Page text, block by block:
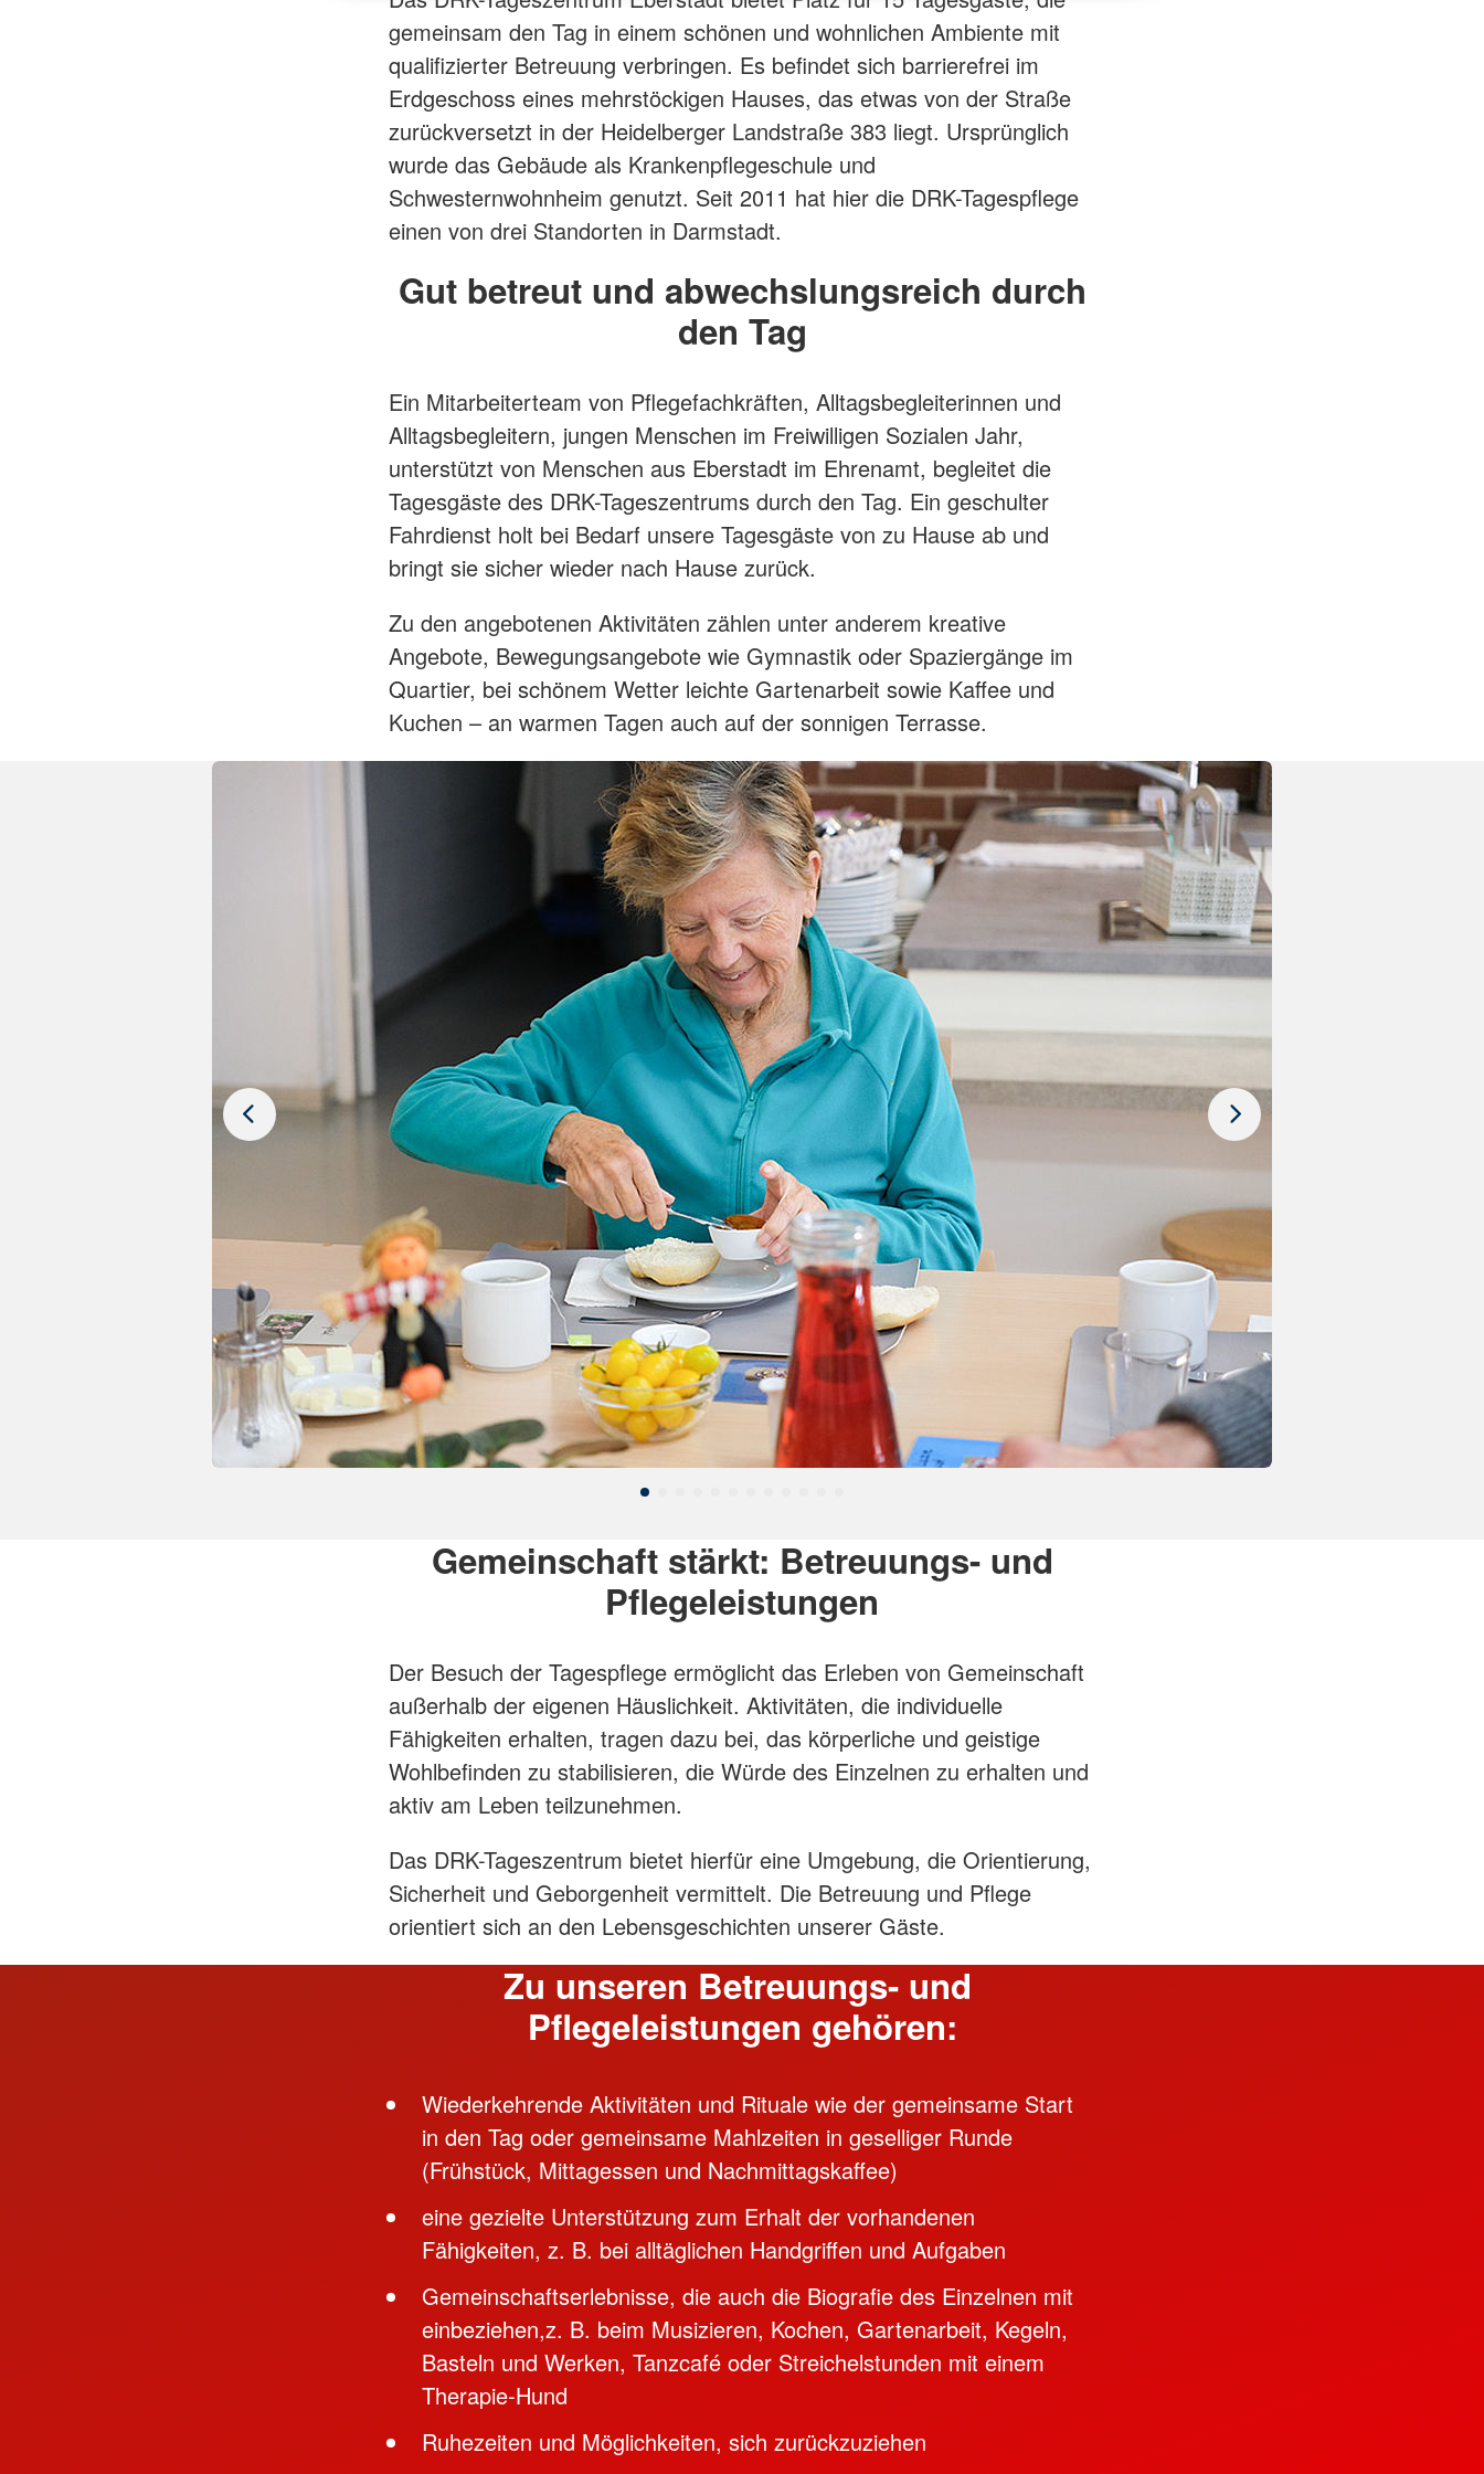
gemeinsam den Tag in einem schönen und wohnlichen Ambiente mit
qualifizierter Betreuung verbringen. Es befindet sich barrierefrei im
Erdgeschoss eines mehrstöckigen Hauses, das etwas von der Straße
zurückversetzt in der Heidelberger Landstraße 383 liegt. Ursprünglich
wurde das Gebäude als Krankenpflegeschule und
Schwesternwohnheim genutzt. Seit 2011 hat hier die DRK-Tagespflege
einen von drei Standorten in Darmstadt.
Gut betreut und abwechslungsreich durch
den Tag
Ein Mitarbeiterteam von Pflegefachkräften, Alltagsbegleiterinnen und
Alltagsbegleitern, jungen Menschen im Freiwilligen Sozialen Jahr,
unterstützt von Menschen aus Eberstadt im Ehrenamt, begleitet die
Tagesgäste des DRK-Tageszentrums durch den Tag. Ein geschulter
Fahrdienst holt bei Bedarf unsere Tagesgäste von zu Hause ab und
bringt sie sicher wieder nach Hause zurück.
Zu den angebotenen Aktivitäten zählen unter anderem kreative
Angebote, Bewegungsangebote wie Gymnastik oder Spaziergänge im
Quartier, bei schönem Wetter leichte Gartenarbeit sowie Kaffee und
Kuchen – an warmen Tagen auch auf der sonnigen Terrasse.
Gemeinschaft stärkt: Betreuungs- und
Pflegeleistungen
Der Besuch der Tagespflege ermöglicht das Erleben von Gemeinschaft
außerhalb der eigenen Häuslichkeit. Aktivitäten, die individuelle
Fähigkeiten erhalten, tragen dazu bei, das kör­perliche und geistige
Wohlbefinden zu stabilisieren, die Würde des Einzelnen zu erhalten und
aktiv am Leben teilzunehmen.
Das DRK-Tageszentrum bietet hierfür eine Umgebung, die Orientierung,
Sicherheit und Geborgenheit vermittelt. Die Betreuung und Pflege
orientiert sich an den Lebensgeschichten unserer Gäste.
Zu unseren Betreuungs- und
Pflegeleistungen gehören:
Wiederkehrende Aktivitäten und Rituale wie der gemeinsame Start
in den Tag oder gemeinsame Mahlzeiten in geselliger Runde
(Frühstück, Mittagessen und Nachmittagskaffee)
eine gezielte Unterstützung zum Erhalt der vorhandenen
Fähigkeiten, z. B. bei alltäglichen Handgriffen und Aufgaben
Gemeinschaftserlebnisse, die auch die Biografie des Einzelnen mit
einbeziehen,z. B. beim Musizieren, Kochen, Gartenarbeit, Kegeln,
Basteln und Werken, Tanzcafé oder Streichelstunden mit einem
Therapie-Hund
Ruhezeiten und Möglichkeiten, sich zurückzuziehen